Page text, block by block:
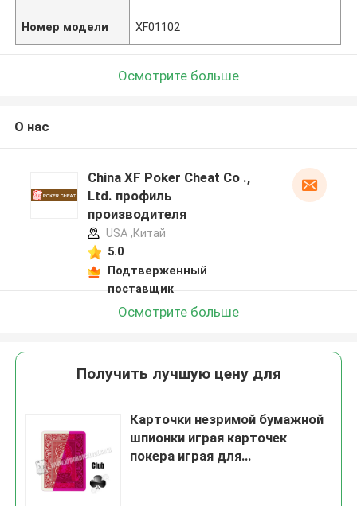
Номер модели XF01102
Осмотрите больше
О нас
China XF Poker Cheat Co .,
Ltd. профиль
производителя
USA ,Китай
5.0
Подтверженный
поставщик
Осмотрите больше
Получить лучшую цену для
Карточки незримой бумажной
шпионки играя карточек
покера играя для